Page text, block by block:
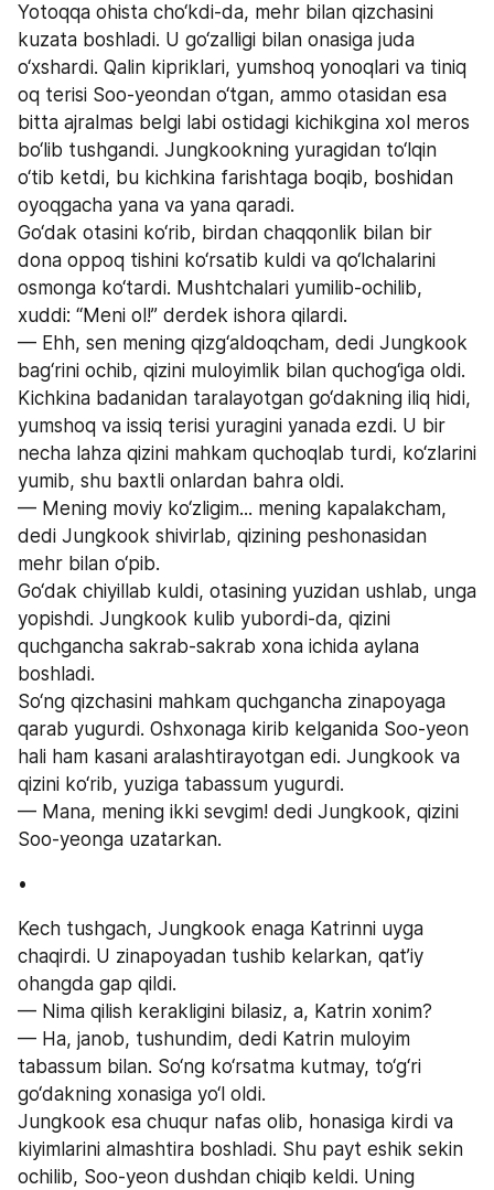
Yotoqqa ohista cho‘kdi-da, mehr bilan qizchasini
kuzata boshladi. U go‘zalligi bilan onasiga juda
o‘xshardi. Qalin kipriklari, yumshoq yonoqlari va tiniq
oq terisi Soo-yeondan o‘tgan, ammo otasidan esa
bitta ajralmas belgi labi ostidagi kichikgina xol meros
bo‘lib tushgandi. Jungkookning yuragidan to‘lqin
o‘tib ketdi, bu kichkina farishtaga boqib, boshidan
oyoqgacha yana va yana qaradi.
Go‘dak otasini ko‘rib, birdan chaqqonlik bilan bir
dona oppoq tishini ko‘rsatib kuldi va qo‘lchalarini
osmonga ko‘tardi. Mushtchalari yumilib-ochilib,
xuddi: “Meni ol!” derdek ishora qilardi.
— Ehh, sen mening qizg‘aldoqcham, dedi Jungkook
bag‘rini ochib, qizini muloyimlik bilan quchog‘iga oldi.
Kichkina badanidan taralayotgan go‘dakning iliq hidi,
yumshoq va issiq terisi yuragini yanada ezdi. U bir
necha lahza qizini mahkam quchoqlab turdi, ko‘zlarini
yumib, shu baxtli onlardan bahra oldi.
— Mening moviy ko‘zligim... mening kapalakcham,
dedi Jungkook shivirlab, qizining peshonasidan
mehr bilan o‘pib.
Go‘dak chiyillab kuldi, otasining yuzidan ushlab, unga
yopishdi. Jungkook kulib yubordi-da, qizini
quchgancha sakrab-sakrab xona ichida aylana
boshladi.
So‘ng qizchasini mahkam quchgancha zinapoyaga
qarab yugurdi. Oshxonaga kirib kelganida Soo-yeon
hali ham kasani aralashtirayotgan edi. Jungkook va
qizini ko‘rib, yuziga tabassum yugurdi.
— Mana, mening ikki sevgim! dedi Jungkook, qizini
Soo-yeonga uzatarkan.
•
Kech tushgach, Jungkook enaga Katrinni uyga
chaqirdi. U zinapoyadan tushib kelarkan, qat’iy
ohangda gap qildi.
— Nima qilish kerakligini bilasiz, a, Katrin xonim?
— Ha, janob, tushundim, dedi Katrin muloyim
tabassum bilan. So‘ng ko‘rsatma kutmay, to‘g‘ri
go‘dakning xonasiga yo‘l oldi.
Jungkook esa chuqur nafas olib, honasiga kirdi va
kiyimlarini almashtira boshladi. Shu payt eshik sekin
ochilib, Soo-yeon dushdan chiqib keldi. Uning